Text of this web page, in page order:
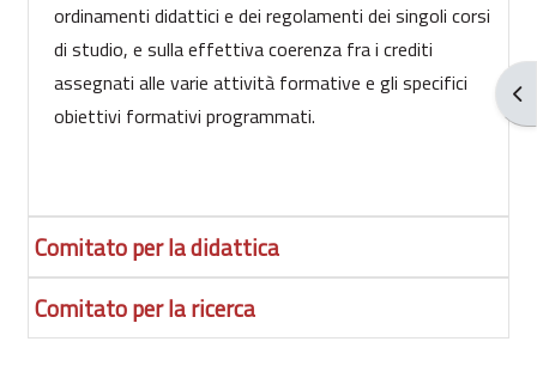
ordinamenti didattici e dei regolamenti dei singoli corsi
di studio, e sulla effettiva coerenza fra i crediti
assegnati alle varie attività formative e gli specifici
obiettivi formativi programmati.
Comitato per la didattica
Comitato per la ricerca